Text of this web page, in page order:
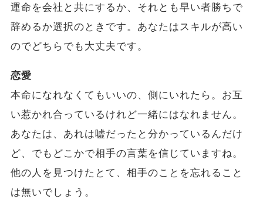
運命を会社と共にするか、それとも早い者勝ちで
辞めるか選択のときです。あなたはスキルが高い
のでどちらでも大丈夫です。
恋愛
本命になれなくてもいいの、側にいれたら。お互
い惹かれ合っているけれど一緒にはなれません。
あなたは、あれは嘘だったと分かっているんだけ
ど、でもどこかで相手の言葉を信じていますね。
他の人を見つけたとて、相手のことを忘れること
は無いでしょう。